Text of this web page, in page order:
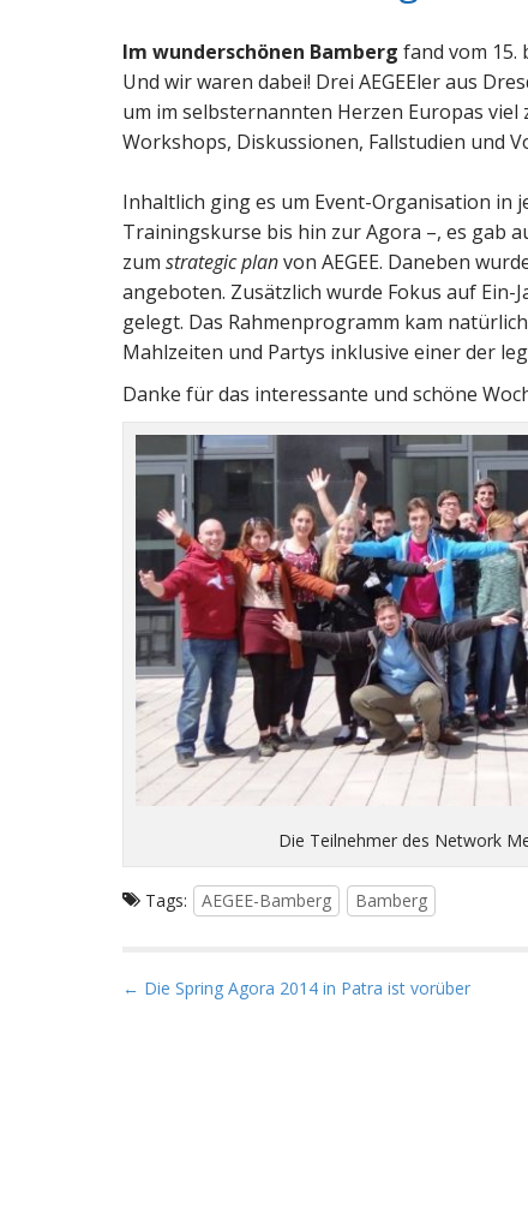
Im wunderschönen Bamberg fand vom 15.
Und wir waren dabei! Drei AEGEEler aus
um im selbsternannten Herzen Europas
Workshops, Diskussionen, Fallstudien und
Inhaltlich ging es um Event-Organisation in
Trainingskurse bis hin zur Agora –, es gab
zum strategic planvon AEGEE. Daneben
angeboten. Zusätzlich wurde Fokus auf Ein-
gelegt. Das Rahmenprogramm kam
Mahlzeiten und Partys inklusive einer der
Danke für das interessante und schöne
Die Teilnehmer des Network
Tags: AEGEE-Bamberg Bamberg
P
← Die Spring Agora 2014 in Patra ist vorüber